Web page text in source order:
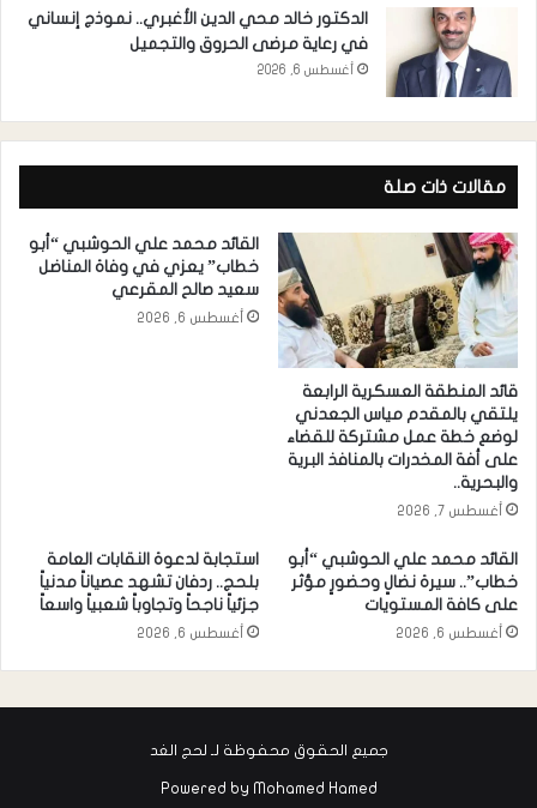
الدكتور خالد محي الدين الأغبري.. نموذج إنساني
في رعاية مرضى الحروق والتجميل
أغسطس 6, 2026
مقالات ذات صلة
قائد المنطقة العسكرية الرابعة
يلتقي بالمقدم مياس الجعدني
لوضع خطة عمل مشتركة للقضاء
على أفة المخدرات بالمنافذ البرية
والبحرية..
أغسطس 7, 2026
القائد محمد علي الحوشبي “أبو
خطاب” يعزي في وفاة المناضل
سعيد صالح المقرعي
أغسطس 6, 2026
القائد محمد علي الحوشبي “أبو
خطاب”.. سيرة نضالٍ وحضورٍ مؤثر
على كافة المستويات
أغسطس 6, 2026
استجابة لدعوة النقابات العامة
بلحج.. ردفان تشهد عصياناً مدنياً
جزئياً ناجحاً وتجاوباً شعبياً واسعاً
أغسطس 6, 2026
جميع الحقوق محفوظة لـ لحج الغد
Powered by Mohamed Hamed